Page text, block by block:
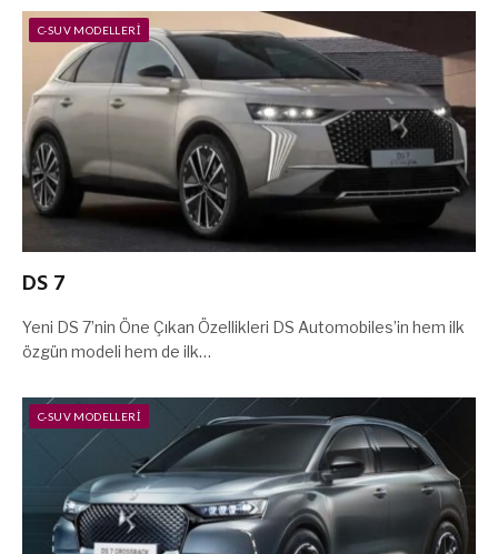
C-SUV MODELLERI
DS 7
Yeni DS 7’nin Öne Çıkan Özellikleri DS Automobiles’in hem ilk
özgün modeli hem de ilk…
C-SUV MODELLERI